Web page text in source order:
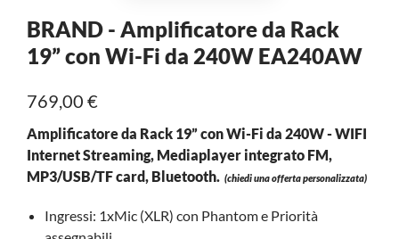
BRAND - Amplificatore da Rack
19” con Wi-Fi da 240W EA240AW
769,00 €
Amplificatore da Rack 19” con Wi-Fi da 240W - WIFI
Internet Streaming, Mediaplayer integrato FM,
MP3/USB/TF card, Bluetooth. (chiedi una offerta personalizzata)
Ingressi: 1xMic (XLR) con Phantom e Priorità